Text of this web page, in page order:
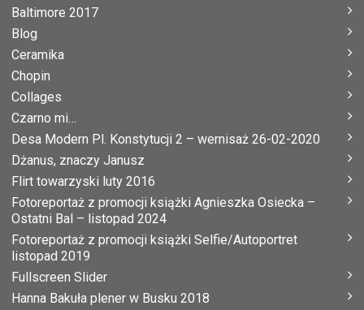
Baltimore 2017
Blog
Ceramika
Chopin
Collages
Czarno mi…
Desa Modern Pl. Konstytucji 2 – wernisaż 26-02-2020
Dżanus, znaczy Janusz
Flirt towarzyski luty 2016
Fotoreportaż z promocji książki Agnieszka Osiecka –
Ostatni Bal – listopad 2024
Fotoreportaż z promocji książki Selfie/Autoportret
listopad 2019
Fullscreen Slider
Hanna Bakuła plener w Busku 2018